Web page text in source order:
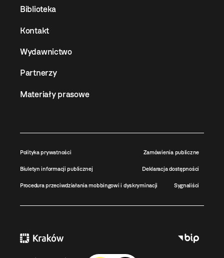
Biblioteka
Kontakt
Wydawnictwo
Partnerzy
Materiały prasowe
Polityka prywatności Zamówienia publiczne
Biuletyn informacji publicznej Deklaracja dostępności
Procedura przeciwdziałania mobbingowi i dyskryminacji Sygnaliści